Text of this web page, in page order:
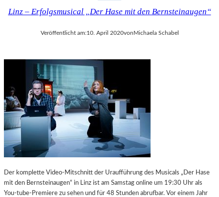
Linz – Erfolgsmusical „Der Hase mit den Bernsteinaugen“
Veröffentlicht am:10. April 2020von Michaela Schabel
Der komplette Video-Mitschnitt der Uraufführung des Musicals „Der Hase
mit den Bernsteinaugen“ in Linz ist am Samstag online um 19:30 Uhr als
You-tube-Premiere zu sehen und für 48 Stunden abrufbar. Vor einem Jahr